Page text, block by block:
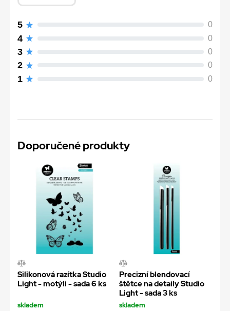
5 0
4 0
3 0
2 0
1 0
Doporučené produkty
Silikonová razítka Studio
Light - motýli - sada 6 ks
skladem
Precizní blendovací
štětce na detaily Studio
Light - sada 3 ks
skladem